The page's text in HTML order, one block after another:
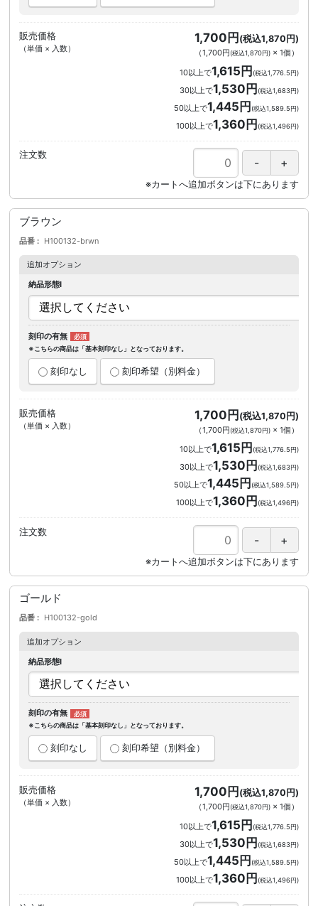
販売価格
（単価 × 入数）
1,700円 (税込1,870円)
（1,700円(税込1,870円)× 1個 ）
10以上で1,615円(税込1,776.5円)
30以上で1,530円(税込1,683円)
50以上で1,445円(税込1,589.5円)
100以上で1,360円(税込1,496円)
注文数
ブラウン
品番 H100132-brwn
追加オプション
納品形態I
刻印の有無
※こちらの商品は「基本刻印なし」となっております。
刻印なし 刻印希望（別料金）
販売価格
（単価 × 入数）
1,700円(税込1,870円)
（1,700円(税込1,870円)× 1個 ）
10以上で1,615円 (税込1,776.5円)
30以上で1,530円 (税込1,683円)
50以上で1,445円 (税込1,589.5円)
100以上で1,360円 (税込1,496円)
注文数
ゴールド
品番 H100132-gold
追加オプション
納品形態I
刻印の有無
※こちらの商品は「基本刻印なし」となっております。
刻印なし 刻印希望（別料金）
販売価格
（単価 × 入数）
1,700円 (税込1,870円)
（1,700円(税込1,870円)× 1個 ）
10以上で1,615円(税込1,776.5円)
30以上で1,530円(税込1,683円)
50以上で1,445円(税込1,589.5円)
100以上で1,360円(税込1,496円)